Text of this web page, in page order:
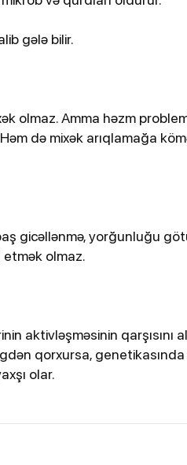
gələ bilir.
olmaz. Amma həzm
də mixək arıqlamağa
gicəllənmə, yorğunluğu
etmək olmaz.
aktivləşməsinin qarşısını
qorxursa, genetikasında
olar.